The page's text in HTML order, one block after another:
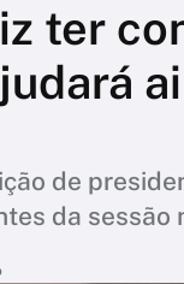
ter
de
da sessão